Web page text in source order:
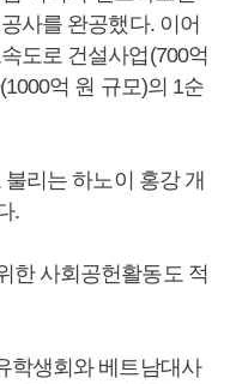
사를 완공했다. 이어
도로 건설사업(700억
억 원 규모)의 1순
불리는 하노이 홍강 개
.
한 사회공헌활동도 적
학생회와 베트남대사